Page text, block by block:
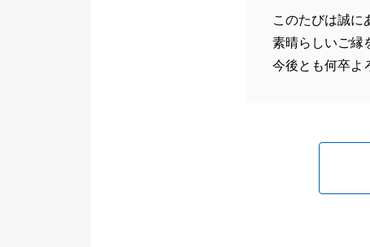
このたびは誠に
素晴らしいご縁
今後とも何卒よ